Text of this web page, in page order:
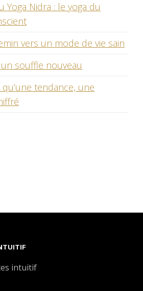
Yoga Nidra : le yoga du
vers un mode de vie sain
souffle nouveau
tendance, une
intuitif